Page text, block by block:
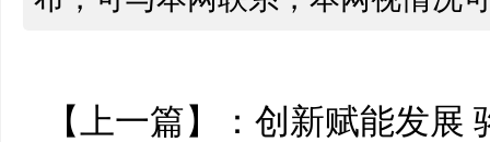
【上一篇】： 创新赋能发展